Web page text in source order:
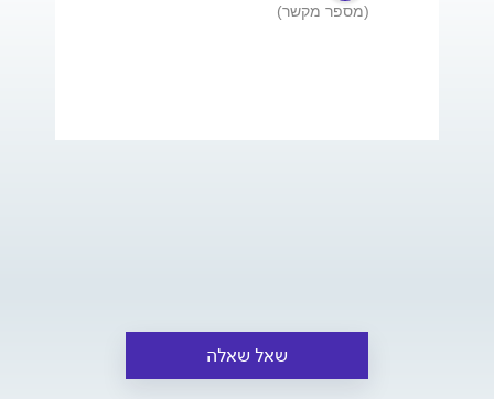
(מספר מקשר)
שאל שאלה